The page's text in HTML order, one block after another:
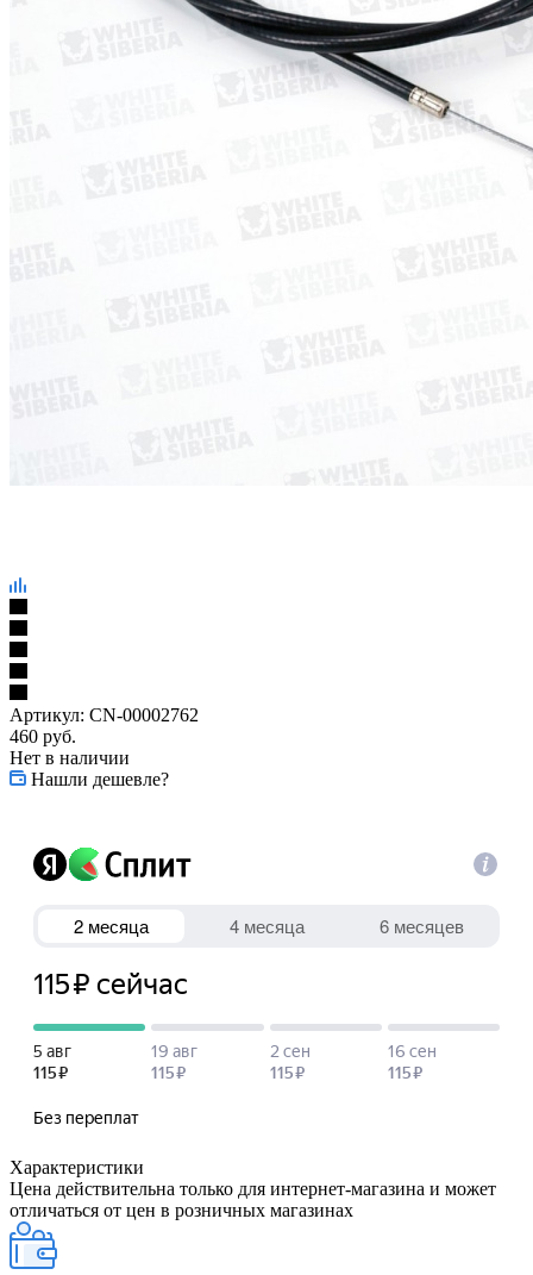
Артикул: CN-00002762
460 руб.
Нет в наличии
Нашли дешевле?
Характеристики
Цена действительна только для интернет-магазина и может
отличаться от цен в розничных магазинах